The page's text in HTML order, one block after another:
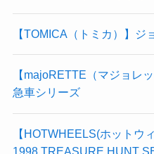
【TOMICA（トミカ）】ジ
【majoRETTE（マジョレ
急車シリーズ
【HOTWHEELS(ホットウ
1998 TREASURE HUNT